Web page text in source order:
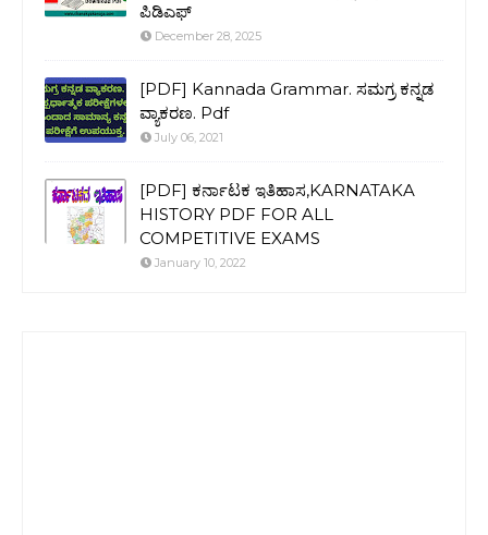
ಪಿಡಿಎಫ್
December 28, 2025
[PDF] Kannada Grammar. ಸಮಗ್ರ ಕನ್ನಡ
ವ್ಯಾಕರಣ. Pdf
July 06, 2021
[PDF] ಕರ್ನಾಟಕ ಇತಿಹಾಸ,KARNATAKA
HISTORY PDF FOR ALL
COMPETITIVE EXAMS
January 10, 2022